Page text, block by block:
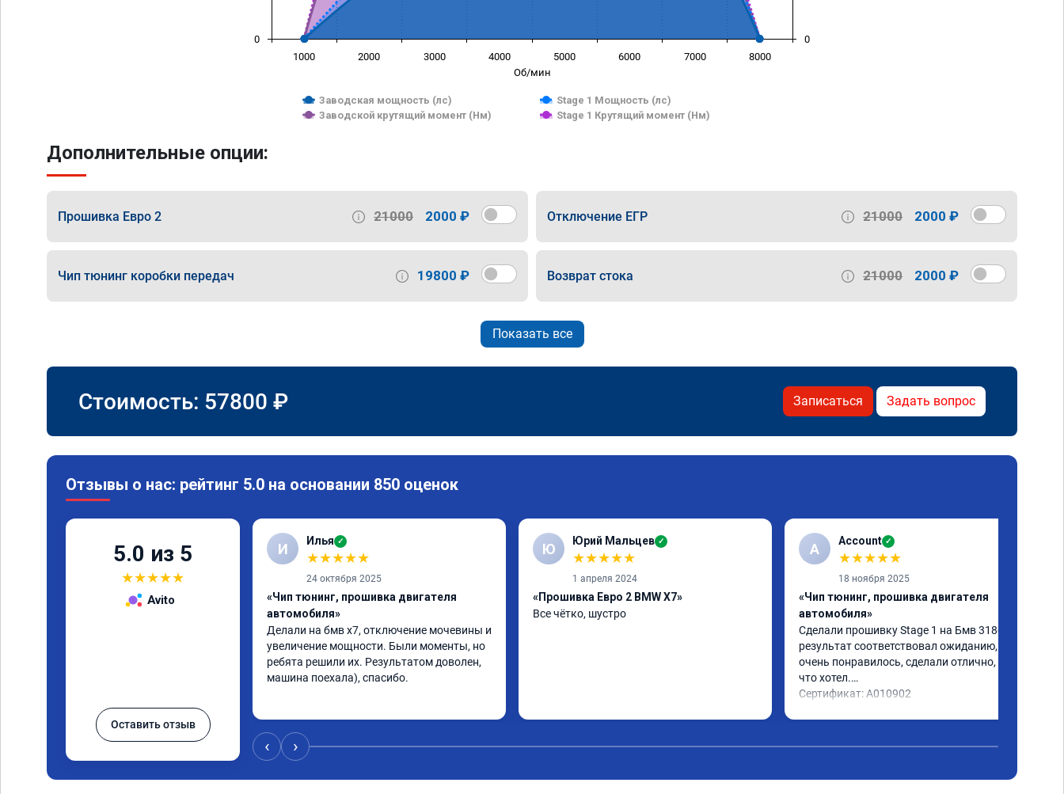
Об/мин
Заводская мощность (лс)
Stage 1 Мощность (лс)
Заводской крутящий момент (Нм)
Stage 1 Крутящий момент (Нм)
1000 2000 3000 4000 5000 6000 7000 8000
0 0
Дополнительные опции:
Прошивка Евро 2 21000 2000 ₽ Отключение ЕГР 21000 2000 ₽
Чип тюнинг коробки передач 19800 ₽ Возврат стока 21000 2000 ₽
Показать все
Стоимость: 57800 ₽ Записаться Задать вопрос
Отзывы о нас: рейтинг 5.0 на основании 850 оценок
5.0 из 5
★★★★★
Avito
Оставить отзыв
И Илья ✓
★★★★★
24 октября 2025
«Чип тюнинг, прошивка двигателя
автомобиля»
Делали на бмв х7, отключение мочевины и
увеличение мощности. Были моменты, но
ребята решили их. Результатом доволен,
машина поехала), спасибо.
Ю Юрий Мальцев ✓
★★★★★
1 апреля 2024
«Прошивка Евро 2 BMW X7»
Все чётко, шустро
A Account ✓
★★★★★
18 ноября 2025
«Чип тюнинг, прошивка двигателя
автомобиля»
Сделали прошивку Stage 1 на Бмв 318d,
результат соответствовал ожиданию, все
очень понравилось, сделали отлично, то
что хотел.
Сертификат: A010902
‹ ›